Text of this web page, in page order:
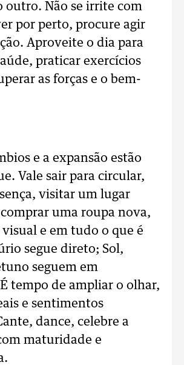
outro. Não se irrite com
por perto, procure agir
Aproveite o dia para
praticar exercícios
as forças e o bem-
e a expansão estão
Vale sair para circular,
visitar um lugar
uma roupa nova,
e em tudo o que é
segue direto; Sol,
seguem em
tempo de ampliar o olhar,
e sentimentos
dance, celebre a
maturidade e